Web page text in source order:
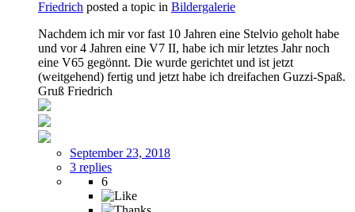
Friedrich posted a topic in Bildergalerie
Nachdem ich mir vor fast 10 Jahren eine Stelvio geholt habe
und vor 4 Jahren eine V7 II, habe ich mir letztes Jahr noch
eine V65 gegönnt. Die wurde gerichtet und ist jetzt
(weitgehend) fertig und jetzt habe ich dreifachen Guzzi-Spaß.
Gruß Friedrich
September 23, 2018
3 replies
6